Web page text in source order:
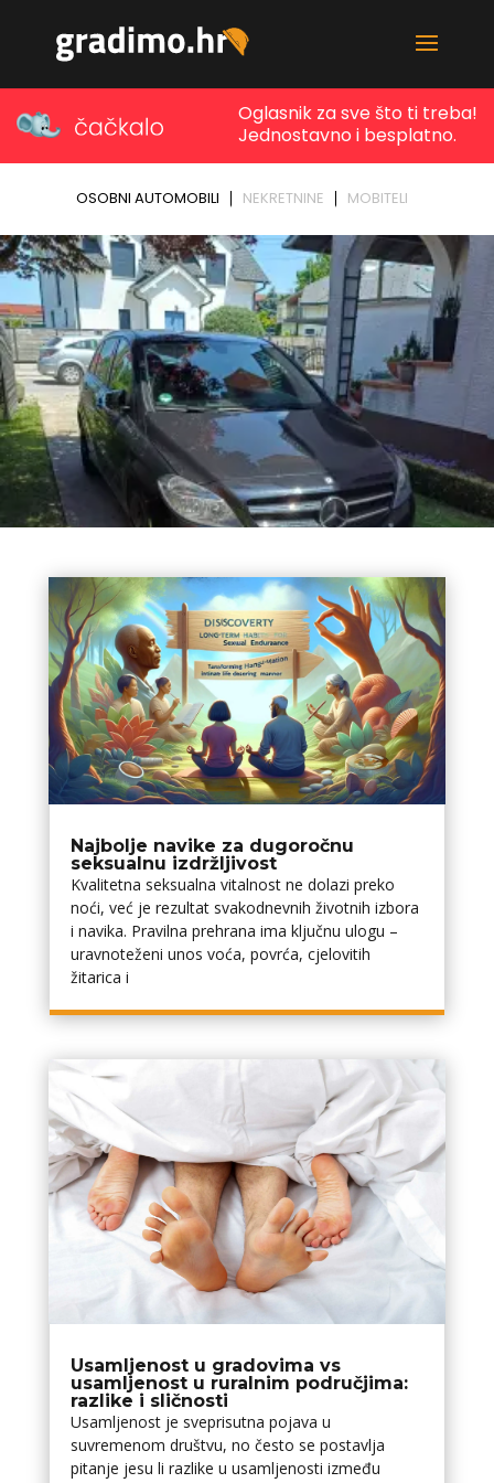
Najbolje navike za dugoročnu
seksualnu izdržljivost
Kvalitetna seksualna vitalnost ne dolazi preko
noći, već je rezultat svakodnevnih životnih izbora
i navika. Pravilna prehrana ima ključnu ulogu –
uravnoteženi unos voća, povrća, cjelovitih
žitarica i
Usamljenost u gradovima vs
usamljenost u ruralnim područjima:
razlike i sličnosti
Usamljenost je sveprisutna pojava u
suvremenom društvu, no često se postavlja
pitanje jesu li razlike u usamljenosti između